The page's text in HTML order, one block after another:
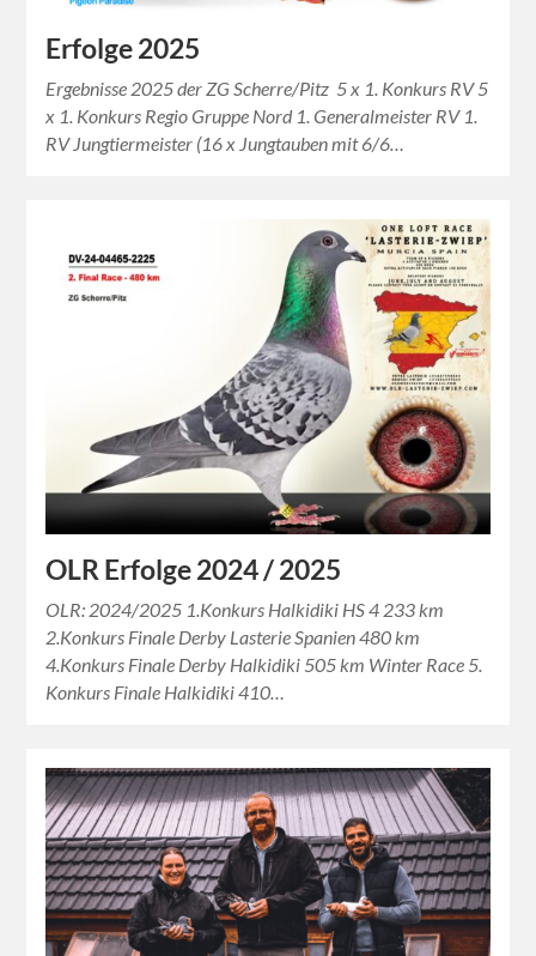
Erfolge 2025
Ergebnisse 2025 der ZG Scherre/Pitz 5 x 1. Konkurs RV 5
x 1. Konkurs Regio Gruppe Nord 1. Generalmeister RV 1.
RV Jungtiermeister (16 x Jungtauben mit 6/6…
OLR Erfolge 2024 / 2025
OLR: 2024/2025 1.Konkurs Halkidiki HS 4 233 km
2.Konkurs Finale Derby Lasterie Spanien 480 km
4.Konkurs Finale Derby Halkidiki 505 km Winter Race 5.
Konkurs Finale Halkidiki 410…